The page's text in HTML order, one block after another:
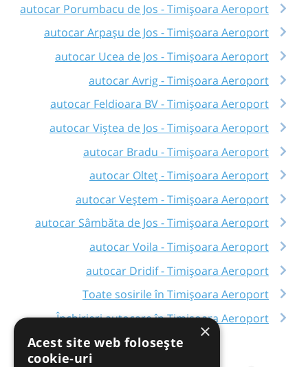
autocar Porumbacu de Jos - Timișoara Aeroport
autocar Arpașu de Jos - Timișoara Aeroport
autocar Ucea de Jos - Timișoara Aeroport
autocar Avrig - Timișoara Aeroport
autocar Feldioara BV - Timișoara Aeroport
autocar Viștea de Jos - Timișoara Aeroport
autocar Bradu - Timișoara Aeroport
autocar Olteț - Timișoara Aeroport
autocar Veștem - Timișoara Aeroport
autocar Sâmbăta de Jos - Timișoara Aeroport
autocar Voila - Timișoara Aeroport
autocar Dridif - Timișoara Aeroport
Toate sosirile în Timișoara Aeroport
Închirieri autocare în Timișoara Aeroport
×
Acest site web folosește
cookie-uri